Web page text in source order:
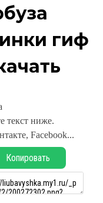
гиф
текст ниже.
Facebook...
Копировать